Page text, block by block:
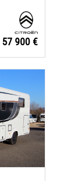
57 900 €